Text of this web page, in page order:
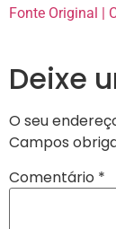
Fonte Original |
Deixe
O seu
Campos
Comentário *